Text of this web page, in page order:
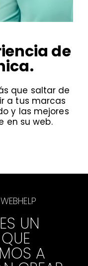
de
que saltar de
a tus marcas
y las mejores
en su web.
UN
A